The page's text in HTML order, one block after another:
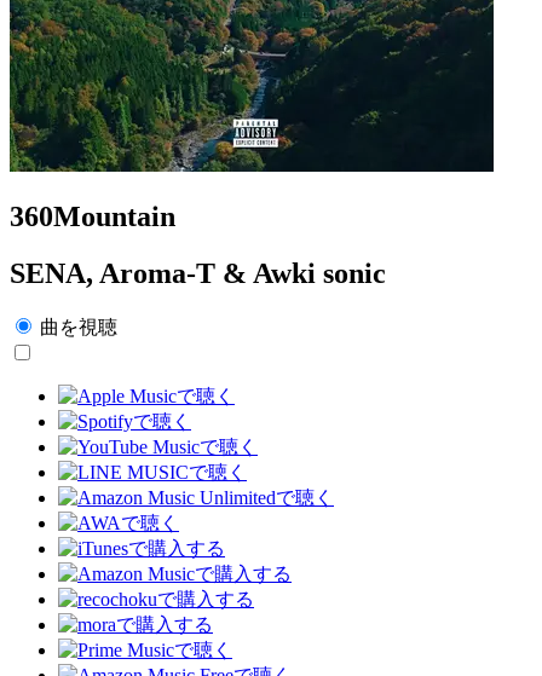
360Mountain
SENA, Aroma-T & Awki sonic
曲を視聴